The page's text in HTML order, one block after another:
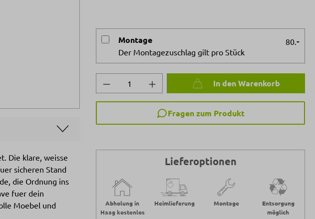
Montage
Der Montagezuschlag gilt pro Stück
80.-
Produkt Anzahl: Gib denIn den Warenkorb
Fragen zum Produkt
Lieferoptionen
Abholung in
Haag kostenlos
Heimlieferung Montage
Entsorgung
möglich
Die klare, weisse
sicheren Stand
die Ordnung ins
fuer dein
Moebel und